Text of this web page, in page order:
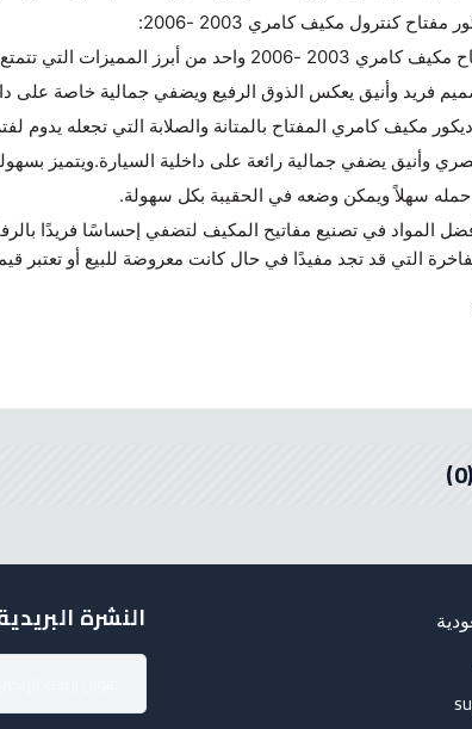
كنترول مكيف كامري 2003 -2006:
أبرز المميزات التي تتمتع بها هذه السيارة العملية والموثوقة
فريد وأنيق يعكس الذوق الرفيع ويضفي جمالية خاصة على
مكيف كامري المفتاح بالمتانة والصلابة التي تجعله يدوم
وأنيق يضفي جمالية رائعة على داخلية السيارة.ويتميز
سهلاً ويمكن وضعه في الحقيبة بكل سهولة.
المواد في تصنيع مفاتيح المكيف لتضفي إحساسًا فريدًا
التي قد تجد مفيدًا في حال كانت معروضة للبيع أو تعتبر
(0)
النشرة